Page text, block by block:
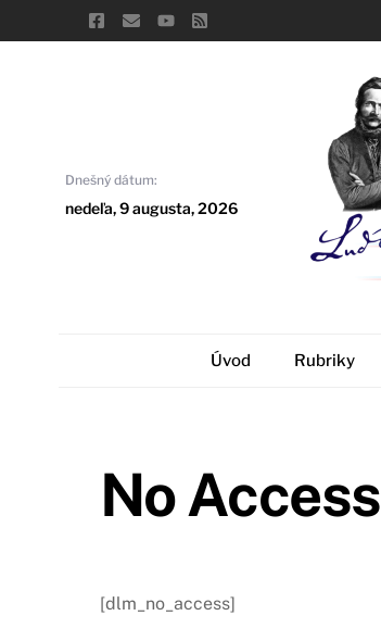
to
Dnešný dátum:
nedeľa, 9 augusta, 2026
Úvod Rubriky
No Access
[dlm_no_access]